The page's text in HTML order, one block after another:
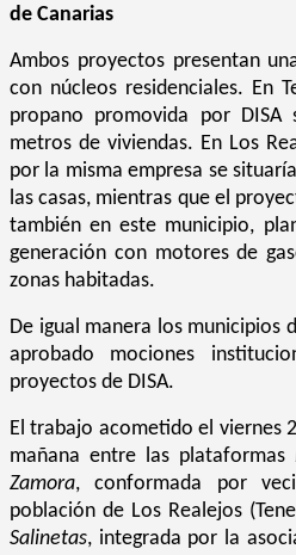
de Canarias
Ambos proyectos presentan
con núcleos residenciales. En
propano promovida por
metros de viviendas. En Los
por la misma empresa se
las casas, mientras que el
también en este municipio,
generación con motores de
zonas habitadas.
De igual manera los municipios
aprobado mociones
proyectos de DISA.
El trabajo acometido el viernes
mañana entre las plataformas
Zamora, conformada por
población de Los Realejos
Salinetas, integrada por la